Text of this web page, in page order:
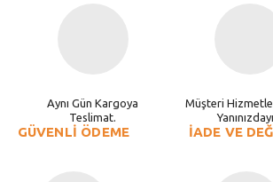
Aynı Gün Kargoya
Teslimat.
Müşteri
GÜVENLİ ÖDEME İADE VE